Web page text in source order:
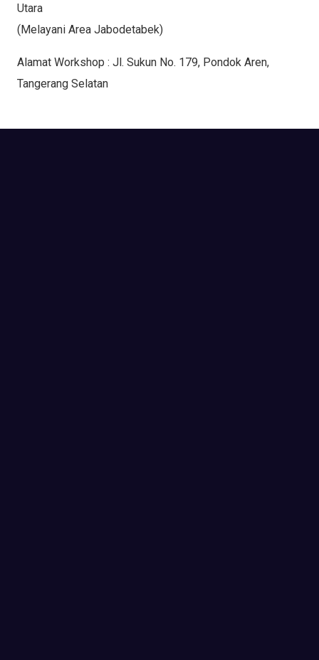
Utara
(Melayani Area Jabodetabek)
Alamat Workshop : Jl. Sukun No. 179, Pondok Aren,
Tangerang Selatan